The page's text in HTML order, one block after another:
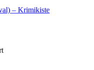
– Krimikiste